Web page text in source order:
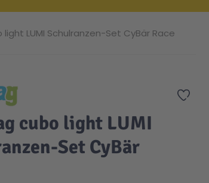
LUMI Schulranzen-Set CyBär Race
Zur
cubo light LUMI
Set CyBär